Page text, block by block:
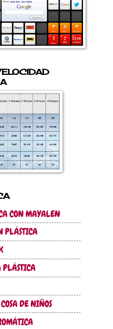
CON MAYALEN
PLÁSTICA
PLÁSTICA
DE NIÑOS